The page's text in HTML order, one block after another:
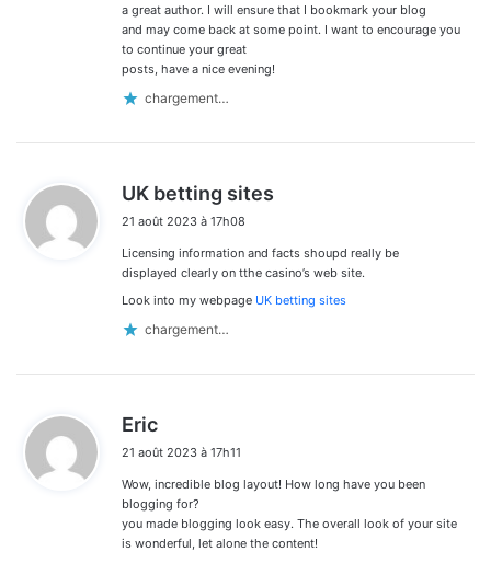
a great author. I will ensure that I bookmark your blog
and may come back at some point. I want to encourage you
to continue your great
posts, have a nice evening!
chargement…
UK betting sites
:
21 août 2023 à 17h08
Licensing information and facts shoupd really be
displayed clearly on tthe casino’s web site.
Look into my webpage UK betting sites
chargement…
Eric
t
:
21 août 2023 à 17h11
Wow, incredible blog layout! How long have you been
blogging for?
you made blogging look easy. The overall look of your site
is wonderful, let alone the content!